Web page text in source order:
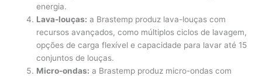
energia.
Lava-louças: a Brastemp produz lava-louças com
recursos avançados, como múltiplos ciclos de lavagem,
opções de carga flexível e capacidade para lavar até 15
conjuntos de louças.
Micro-ondas: a Brastemp produz micro-ondas com